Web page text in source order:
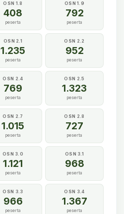
OSN 1.8
408
peserta
OSN 1.9
792
peserta
OSN 2.1
1.235
peserta
OSN 2.2
952
peserta
OSN 2.4
769
peserta
OSN 2.5
1.323
peserta
OSN 2.7
1.015
peserta
OSN 2.8
727
peserta
OSN 3.0
1.121
peserta
OSN 3.1
968
peserta
OSN 3.3
966
peserta
OSN 3.4
1.367
peserta